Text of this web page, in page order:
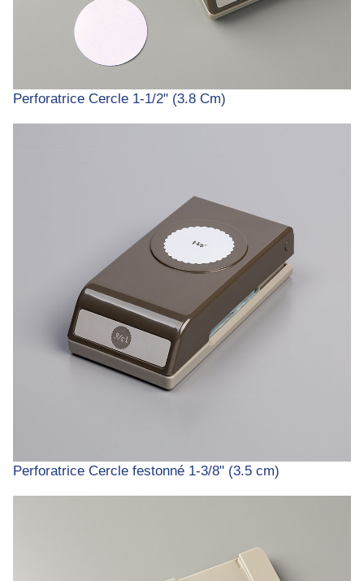
Perforatrice Cercle 1-1/2" (3.8 Cm)
Perforatrice Cercle festonné 1-3/8" (3.5 cm)